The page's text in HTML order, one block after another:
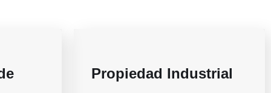
Propiedad Industrial